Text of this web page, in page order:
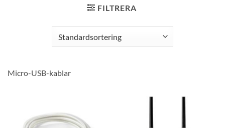
FILTRERA
Micro-USB-kablar